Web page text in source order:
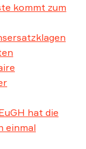
kommt zum
hat die
einmal